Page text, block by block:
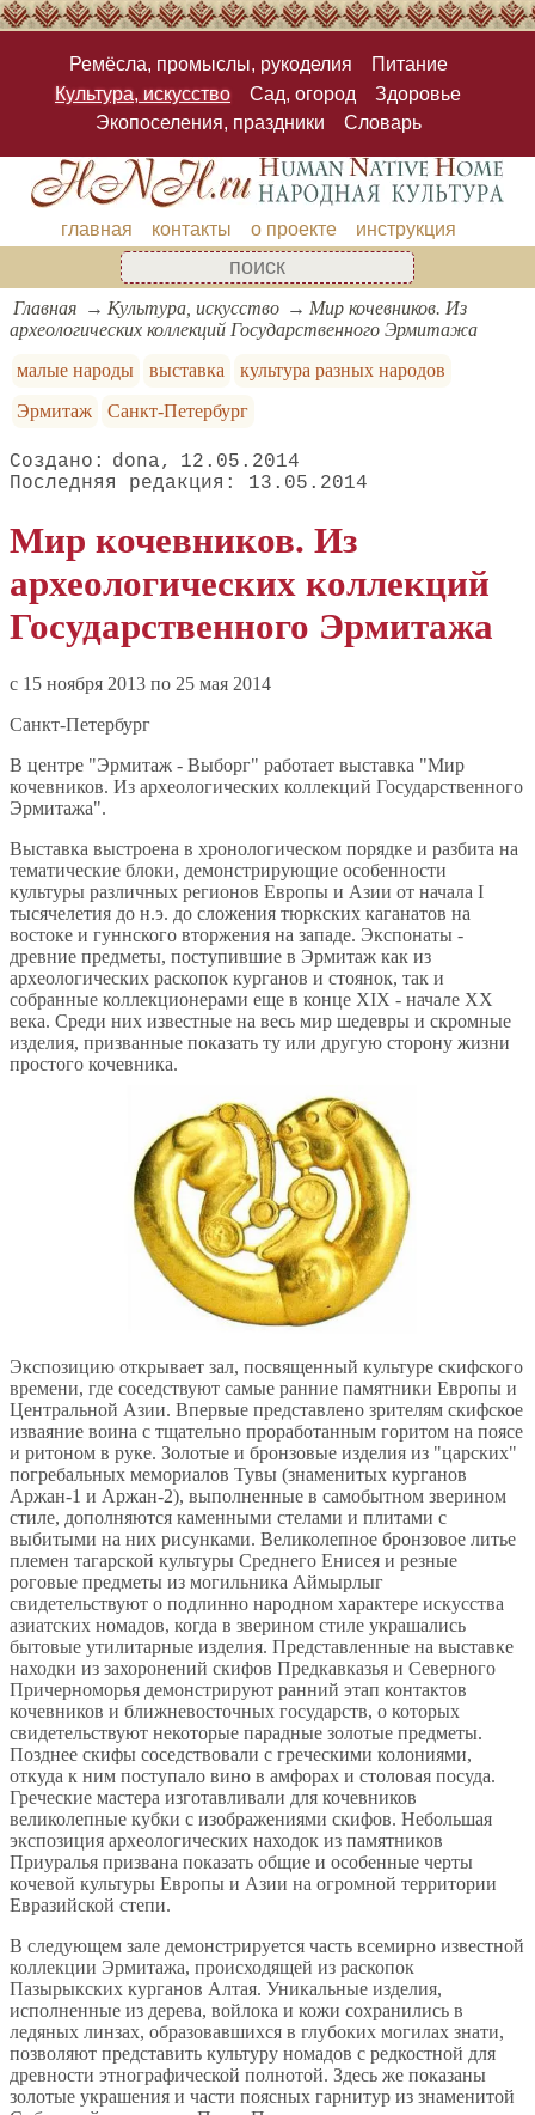
Ремёсла, промыслы, рукоделия
Питание
Культура, искусство
Сад, огород
Здоровье
Экопоселения, праздники
Словарь
главная контакты о проекте инструкция
Главная Культура, искусство
Мир кочевников. Из
археологических коллекций Государственного Эрмитажа
малые народы
выставка
культура разных народов
Эрмитаж
Санкт-Петербург
dona
12.05.2014
13.05.2014
Мир кочевников. Из
археологических коллекций
Государственного Эрмитажа
c 15 ноября 2013 по 25 мая 2014
Санкт-Петербург
В центре "Эрмитаж - Выборг" работает выставка "Мир
кочевников. Из археологических коллекций Государственного
Эрмитажа".
Выставка выстроена в хронологическом порядке и разбита на
тематические блоки, демонстрирующие особенности
культуры различных регионов Европы и Азии от начала I
тысячелетия до н.э. до сложения тюркских каганатов на
востоке и гуннского вторжения на западе. Экспонаты -
древние предметы, поступившие в Эрмитаж как из
археологических раскопок курганов и стоянок, так и
собранные коллекционерами еще в конце XIX - начале XX
века. Среди них известные на весь мир шедевры и скромные
изделия, призванные показать ту или другую сторону жизни
простого кочевника.
Экспозицию открывает зал, посвященный культуре скифского
времени, где соседствуют самые ранние памятники Европы и
Центральной Азии. Впервые представлено зрителям скифское
изваяние воина с тщательно проработанным горитом на поясе
и ритоном в руке. Золотые и бронзовые изделия из "царских"
погребальных мемориалов Тувы (знаменитых курганов
Аржан-1 и Аржан-2), выполненные в самобытном зверином
стиле, дополняются каменными стелами и плитами с
выбитыми на них рисунками. Великолепное бронзовое литье
племен тагарской культуры Среднего Енисея и резные
роговые предметы из могильника Аймырлыг
свидетельствуют о подлинно народном характере искусства
азиатских номадов, когда в зверином стиле украшались
бытовые утилитарные изделия. Представленные на выставке
находки из захоронений скифов Предкавказья и Северного
Причерноморья демонстрируют ранний этап контактов
кочевников и ближневосточных государств, о которых
свидетельствуют некоторые парадные золотые предметы.
Позднее скифы соседствовали с греческими колониями,
откуда к ним поступало вино в амфорах и столовая посуда.
Греческие мастера изготавливали для кочевников
великолепные кубки с изображениями скифов. Небольшая
экспозиция археологических находок из памятников
Приуралья призвана показать общие и особенные черты
кочевой культуры Европы и Азии на огромной территории
Евразийской степи.
В следующем зале демонстрируется часть всемирно известной
коллекции Эрмитажа, происходящей из раскопок
Пазырыкских курганов Алтая. Уникальные изделия,
исполненные из дерева, войлока и кожи сохранились в
ледяных линзах, образовавшихся в глубоких могилах знати,
позволяют представить культуру номадов с редкостной для
древности этнографической полнотой. Здесь же показаны
золотые украшения и части поясных гарнитур из знаменитой